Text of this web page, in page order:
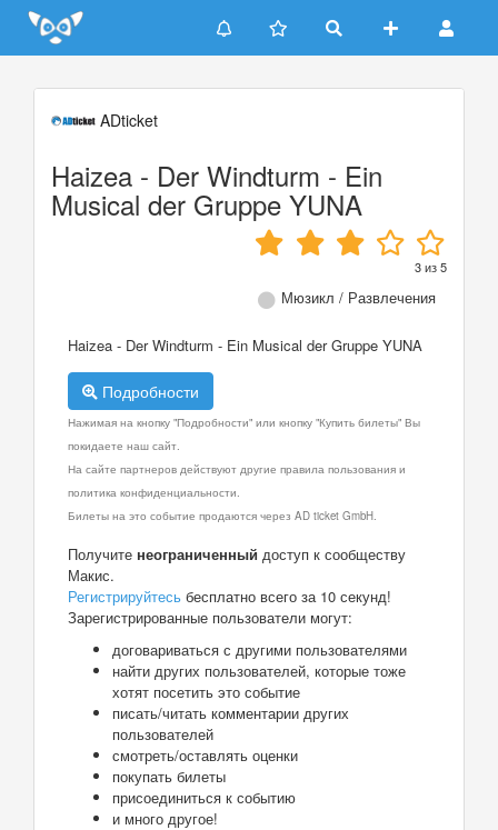
Update cookies preferences
ADticket
Haizea - Der Windturm - Ein
Musical der Gruppe YUNA
3из5
Мюзикл / Развлечения
Haizea - Der Windturm - Ein Musical der Gruppe YUNA
Подробности
Нажимая на кнопку "Подробности" или кнопку "Купить билеты" Вы
покидаете наш сайт.
На сайте партнеров действуют другие правила пользования и
политика конфиденциальности.
Билеты на это событие продаются через AD ticket GmbH.
Получите неограниченный доступ к сообществу
Макис.
Регистрируйтесь бесплатно всего за 10 секунд!
Зарегистрированные пользователи могут:
договариваться с другими пользователями
найти других пользователей, которые тоже
хотят посетить это событие
писать/читать комментарии других
пользователей
смотреть/оставлять оценки
покупать билеты
присоединиться к событию
и много другое!